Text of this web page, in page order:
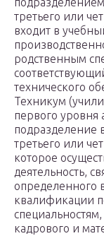
третьего или
входит в
родственным
технического
Техникум
первого уровня
подразделение
третьего или
которое
деятельность,
определенного
квалификации
кадрового и